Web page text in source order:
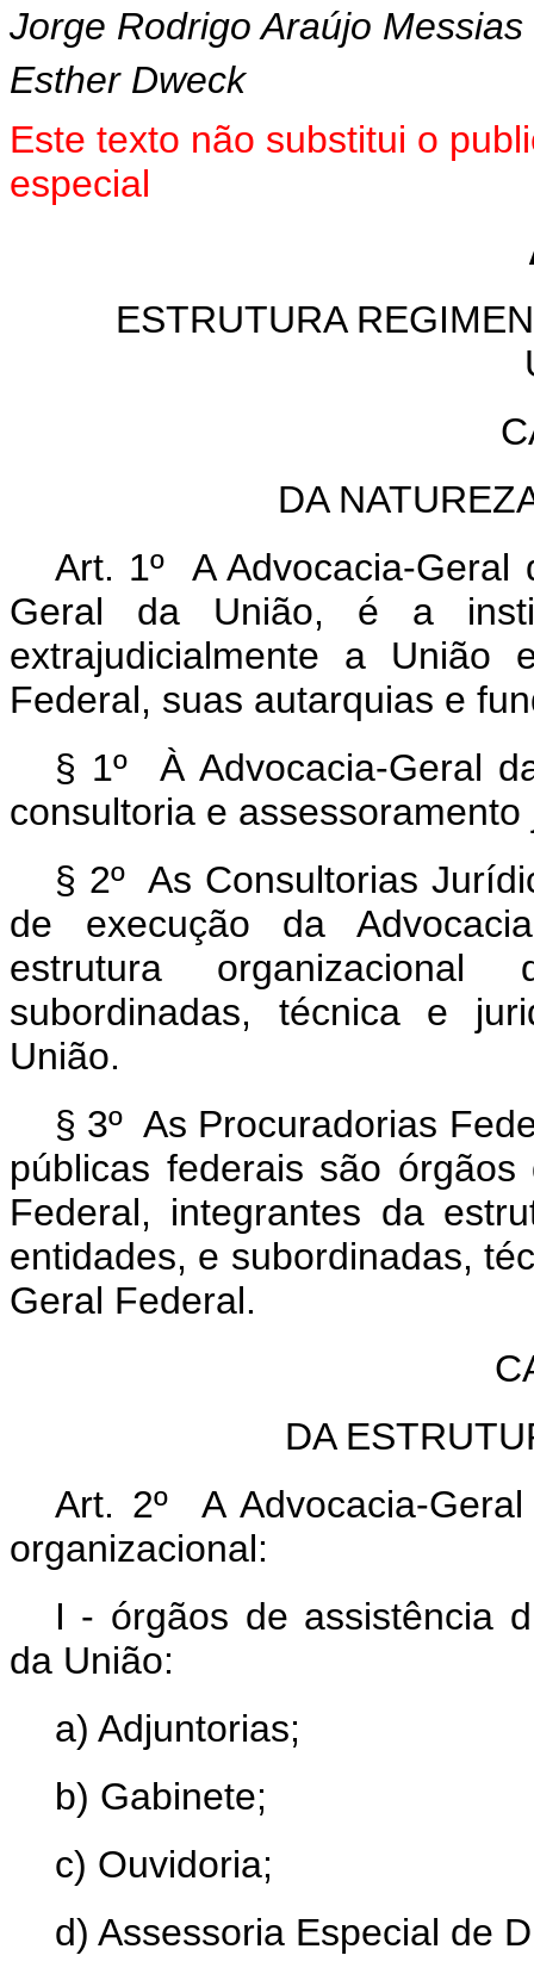
Jorge Rodrigo Araújo Messias
Esther Dweck
Este texto não substitui o
especial
ESTRUTURA
DA
Art. 1º A Advocacia-Geral
Geral da União, é a
extrajudicialmente a União
Federal, suas autarquias e
§ 1º À Advocacia-Geral
consultoria e
§ 2º As Consultorias
de execução da
estrutura
subordinadas, técnica e
União.
§ 3º As Procuradorias
públicas federais são
Federal, integrantes da
entidades, e subordinadas,
Geral Federal.
DA
Art. 2º A Advocacia-
organizacional:
I - órgãos de assistência
da União:
a) Adjuntorias;
b) Gabinete;
c) Ouvidoria;
d) Assessoria Especial de